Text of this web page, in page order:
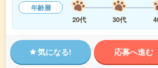
年齢層
20代
30代
気になる! 応募へ進む